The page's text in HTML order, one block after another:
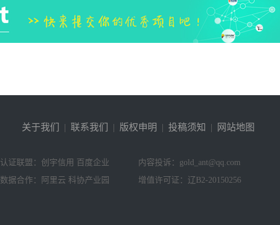
关于我们 | 联系我们 | 版权申明 | 投稿须知 | 网站地图
认证联盟：创宇信用 百度企业
内容投诉：gold_ant@qq.com
数据合作：阿里云 科协产业园
增值许可证：辽B2-20150256